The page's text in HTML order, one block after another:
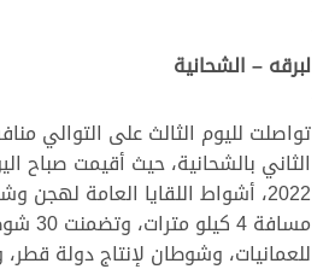
لبرقه – الشحانية
تواصلت لليوم الثالث على التوالي
2022، أشواط اللقايا العامة لهجن
مسافة
للعمانيات، وشوطان لإنتاج دولة قطر، و6 أشواط